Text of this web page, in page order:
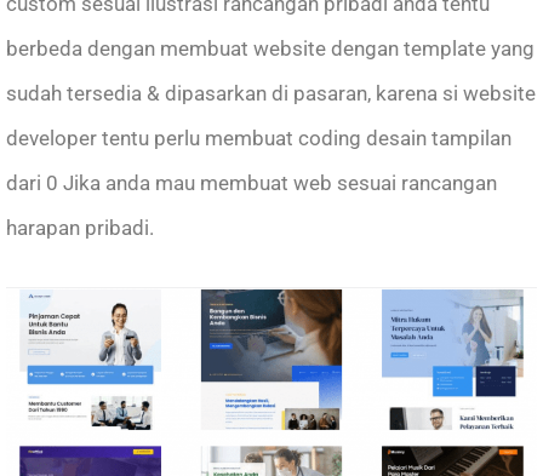
berbeda dengan membuat website dengan template yang
sudah tersedia & dipasarkan di pasaran, karena si website
developer tentu perlu membuat coding desain tampilan
dari 0 Jika anda mau membuat web sesuai rancangan
harapan pribadi.